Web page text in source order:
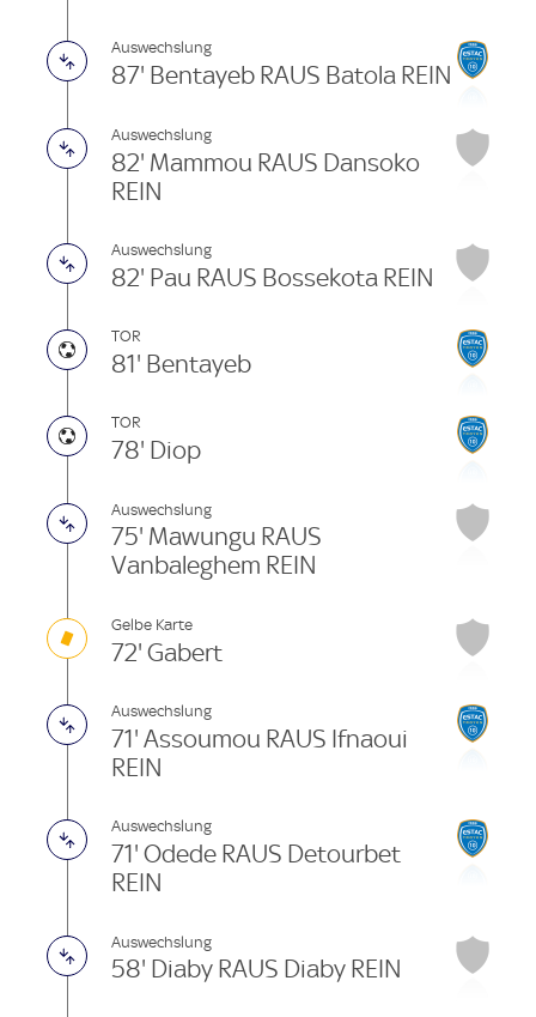
Auswechslung
87' Bentayeb RAUS Batola REIN
Auswechslung
82' Mammou RAUS Dansoko
REIN
Auswechslung
82' Pau RAUS Bossekota REIN
TOR
81' Bentayeb
TOR
78' Diop
Auswechslung
75' Mawungu RAUS
Vanbaleghem REIN
Gelbe Karte
72' Gabert
Auswechslung
71' Assoumou RAUS Ifnaoui
REIN
Auswechslung
71' Odede RAUS Detourbet
REIN
Auswechslung
58' Diaby RAUS Diaby REIN